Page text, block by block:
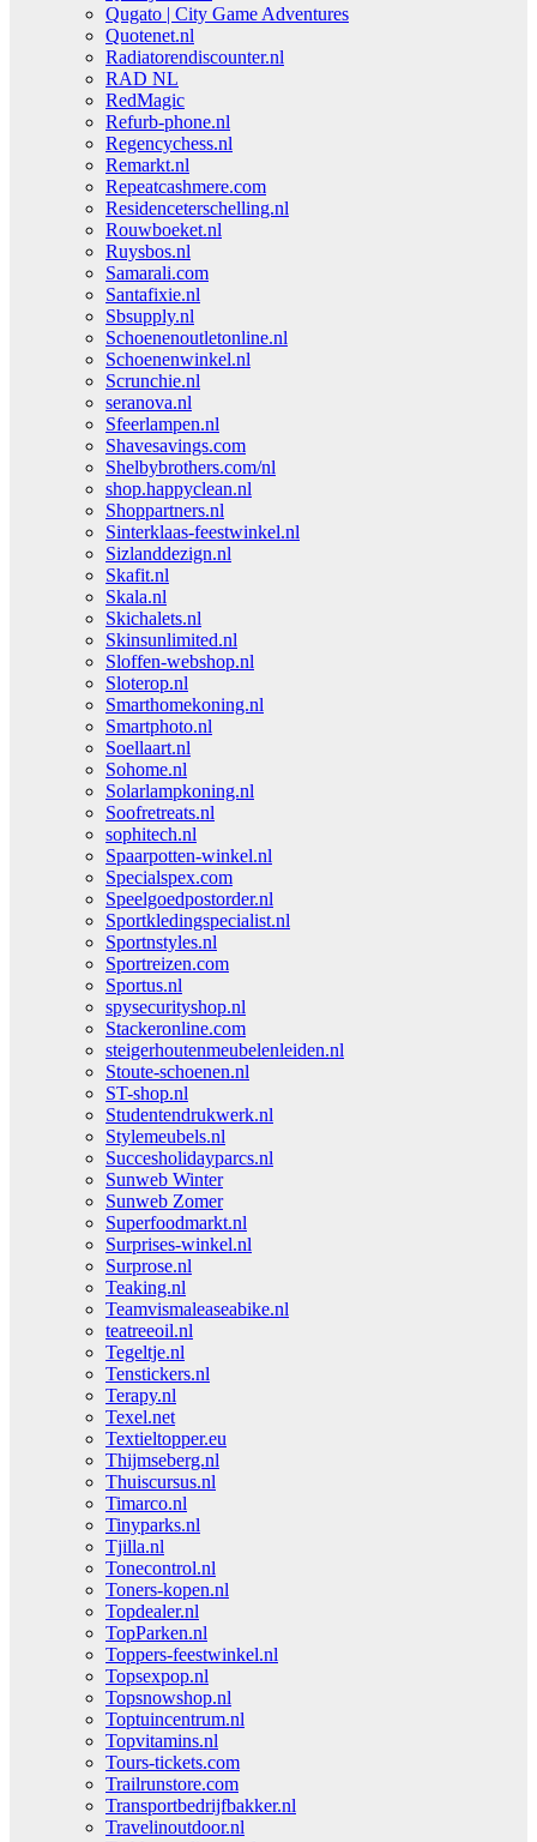
Qugato | City Game Adventures
Quotenet.nl
Radiatorendiscounter.nl
RAD NL
RedMagic
Refurb-phone.nl
Regencychess.nl
Remarkt.nl
Repeatcashmere.com
Residenceterschelling.nl
Rouwboeket.nl
Ruysbos.nl
Samarali.com
Santafixie.nl
Sbsupply.nl
Schoenenoutletonline.nl
Schoenenwinkel.nl
Scrunchie.nl
seranova.nl
Sfeerlampen.nl
Shavesavings.com
Shelbybrothers.com/nl
shop.happyclean.nl
Shoppartners.nl
Sinterklaas-feestwinkel.nl
Sizlanddezign.nl
Skafit.nl
Skala.nl
Skichalets.nl
Skinsunlimited.nl
Sloffen-webshop.nl
Sloterop.nl
Smarthomekoning.nl
Smartphoto.nl
Soellaart.nl
Sohome.nl
Solarlampkoning.nl
Soofretreats.nl
sophitech.nl
Spaarpotten-winkel.nl
Specialspex.com
Speelgoedpostorder.nl
Sportkledingspecialist.nl
Sportnstyles.nl
Sportreizen.com
Sportus.nl
spysecurityshop.nl
Stackeronline.com
steigerhoutenmeubelenleiden.nl
Stoute-schoenen.nl
ST-shop.nl
Studentendrukwerk.nl
Stylemeubels.nl
Succesholidayparcs.nl
Sunweb Winter
Sunweb Zomer
Superfoodmarkt.nl
Surprises-winkel.nl
Surprose.nl
Teaking.nl
Teamvismaleaseabike.nl
teatreeoil.nl
Tegeltje.nl
Tenstickers.nl
Terapy.nl
Texel.net
Textieltopper.eu
Thijmseberg.nl
Thuiscursus.nl
Timarco.nl
Tinyparks.nl
Tjilla.nl
Tonecontrol.nl
Toners-kopen.nl
Topdealer.nl
TopParken.nl
Toppers-feestwinkel.nl
Topsexpop.nl
Topsnowshop.nl
Toptuincentrum.nl
Topvitamins.nl
Tours-tickets.com
Trailrunstore.com
Transportbedrijfbakker.nl
Travelinoutdoor.nl